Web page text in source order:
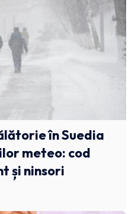
în Suedia
meteo: cod
și ninsori